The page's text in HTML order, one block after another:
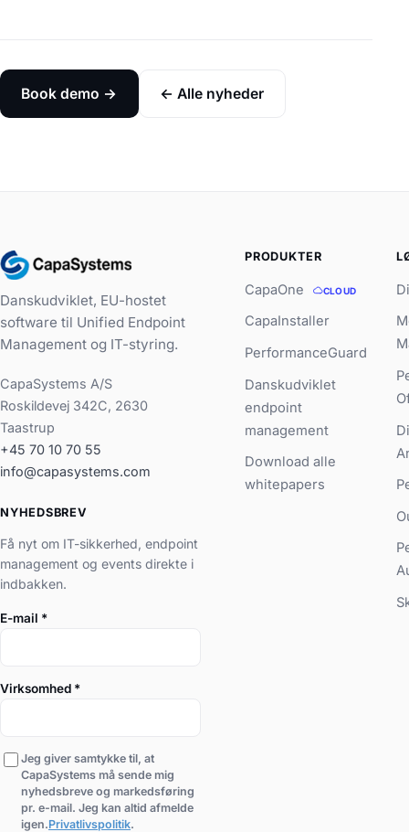
Book demo → ← Alle nyheder
Danskudviklet, EU-hostet
software til Unified Endpoint
Management og IT-styring.
CapaSystems A/S
Roskildevej 342C, 2630
Taastrup
+45 70 10 70 55
info@capasystems.com
NYHEDSBREV
Få nyt om IT-sikkerhed, endpoint
management og events direkte i
indbakken.
E-mail *
Virksomhed *
Jeg giver samtykke til, at
CapaSystems må sende mig
nyhedsbreve og markedsføring
pr. e-mail. Jeg kan altid afmelde
igen.Privatlivspolitik.
PRODUKTER
CapaOne CLOUD
CapaInstaller
PerformanceGuard
Danskudviklet
endpoint
management
Download alle
whitepapers